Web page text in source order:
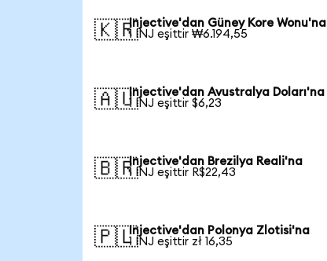
🇰🇷Injective'dan Güney Kore Wonu'na
1 INJ eşittir ₩6.194,55
🇦🇺Injective'dan Avustralya Doları'na
1 INJ eşittir $6,23
🇧🇷Injective'dan Brezilya Reali'na
1 INJ eşittir R$22,43
🇵🇱Injective'dan Polonya Zlotisi'na
1 INJ eşittir zł 16,35